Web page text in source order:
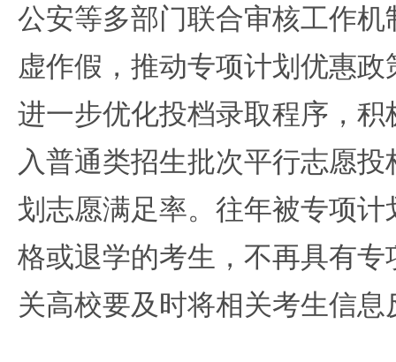
公安等多部门联合审核工作
虚作假，推动专项计划优惠
进一步优化投档录取程序，
入普通类招生批次平行志愿
划志愿满足率。往年被专项
格或退学的考生，不再具有
关高校要及时将相关考生信